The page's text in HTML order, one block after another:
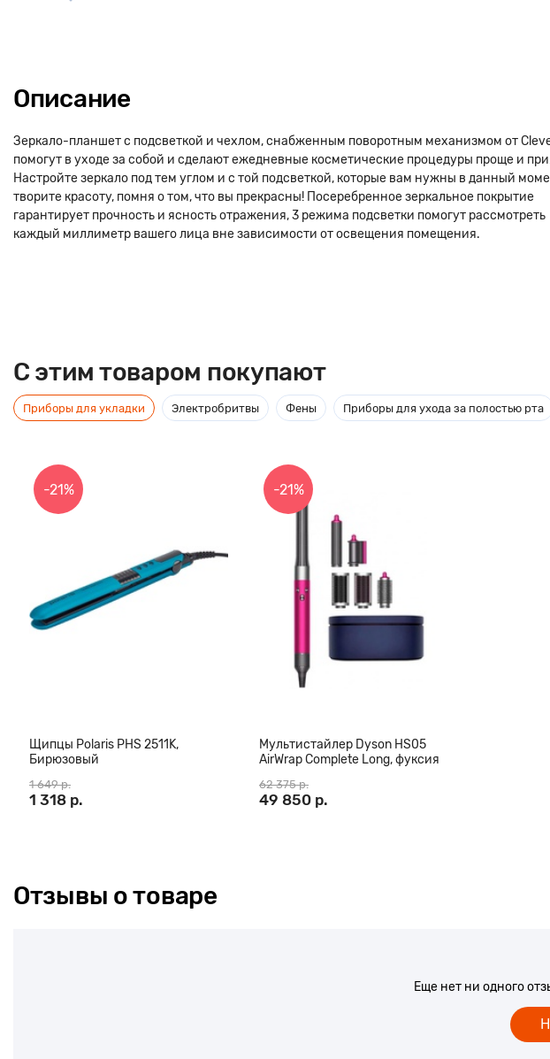
Описание
Зеркало-планшет с подсветкой и чехлом, снабженным поворотным механизмом от
помогут в уходе за собой и сделают ежедневные косметические процедуры проще и
Настройте зеркало под тем углом и с той подсветкой, которые вам нужны в данный
творите красоту, помня о том, что вы прекрасны! Посеребренное зеркальное покрытие
гарантирует прочность и ясность отражения, 3 режима подсветки помогут рассмотреть
каждый миллиметр вашего лица вне зависимости от освещения помещения.
C этим товаром покупают
Приборы для укладки Электробритвы Фены Приборы для ухода за полостью рта
-21%
Щипцы Polaris PHS 2511K,
Бирюзовый
1 649 р.
1 318 р.
-21%
Мультистайлер Dyson HS05
AirWrap Complete Long, фуксия
62 375 р.
49 850 р.
Отзывы о товаре
Еще нет ни одного